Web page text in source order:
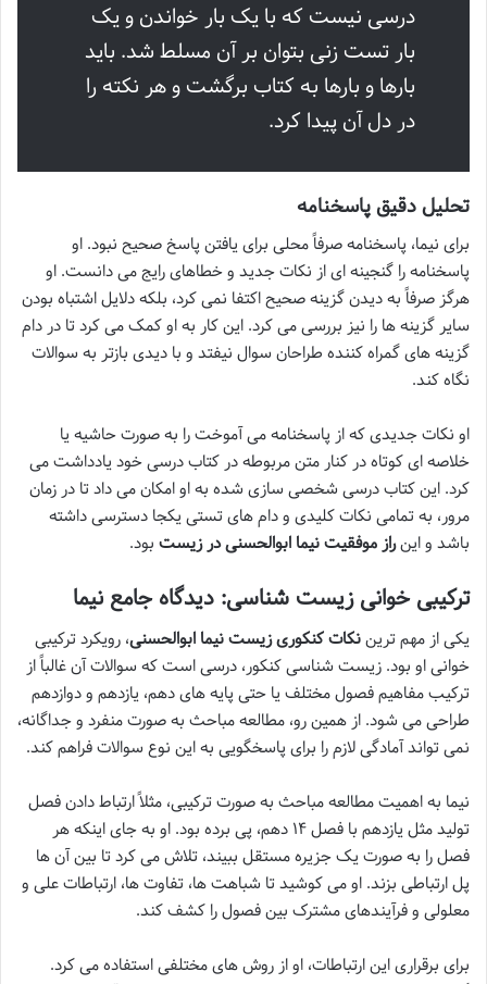
درسی نیست که با یک بار خواندن و یک
بار تست زنی بتوان بر آن مسلط شد. باید
بارها و بارها به کتاب برگشت و هر نکته را
در دل آن پیدا کرد.
تحلیل دقیق پاسخنامه
برای نیما، پاسخنامه صرفاً محلی برای یافتن پاسخ صحیح نبود. او
پاسخنامه را گنجینه ای از نکات جدید و خطاهای رایج می دانست. او
هرگز صرفاً به دیدن گزینه صحیح اکتفا نمی کرد، بلکه دلایل اشتباه بودن
سایر گزینه ها را نیز بررسی می کرد. این کار به او کمک می کرد تا در دام
گزینه های گمراه کننده طراحان سوال نیفتد و با دیدی بازتر به سوالات
نگاه کند.
او نکات جدیدی که از پاسخنامه می آموخت را به صورت حاشیه یا
خلاصه ای کوتاه در کنار متن مربوطه در کتاب درسی خود یادداشت می
کرد. این کتاب درسی شخصی سازی شده به او امکان می داد تا در زمان
مرور، به تمامی نکات کلیدی و دام های تستی یکجا دسترسی داشته
باشد و اینراز موفقیت نیما ابوالحسنی در زیست بود.
ترکیبی خوانی زیست شناسی: دیدگاه جامع نیما
یکی از مهم تریننکات کنکوری زیست نیما ابوالحسنی، رویکرد ترکیبی
خوانی او بود. زیست شناسی کنکور، درسی است که سوالات آن غالباً از
ترکیب مفاهیم فصول مختلف یا حتی پایه های دهم، یازدهم و دوازدهم
طراحی می شود. از همین رو، مطالعه مباحث به صورت منفرد و جداگانه،
نمی تواند آمادگی لازم را برای پاسخگویی به این نوع سوالات فراهم کند.
نیما به اهمیت مطالعه مباحث به صورت ترکیبی، مثلاً ارتباط دادن فصل
تولید مثل یازدهم با فصل ۱۴ دهم، پی برده بود. او به جای اینکه هر
فصل را به صورت یک جزیره مستقل ببیند، تلاش می کرد تا بین آن ها
پل ارتباطی بزند. او می کوشید تا شباهت ها، تفاوت ها، ارتباطات علی و
معلولی و فرآیندهای مشترک بین فصول را کشف کند.
برای برقراری این ارتباطات، او از روش های مختلفی استفاده می کرد.